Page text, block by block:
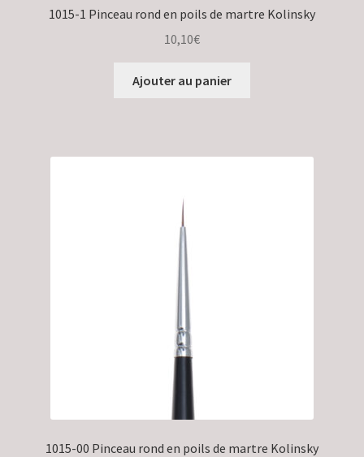
1015-1 Pinceau rond en poils de martre Kolinsky
10,10€
Ajouter au panier
1015-00 Pinceau rond en poils de martre Kolinsky